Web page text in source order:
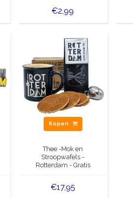
€2,99
Kopen
Thee -Mok en
Stroopwafels -
Rotterdam - Gratis
€17,95